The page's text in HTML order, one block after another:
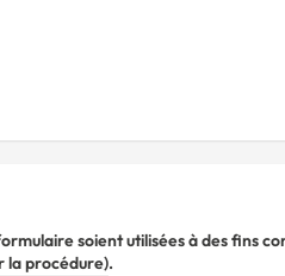
soient utilisées à des fins
la procédure).